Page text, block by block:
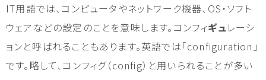
IT用語では、コンピュータやネットワーク機器、OS・ソフト
ウェアなどの設定のことを意味します。コンフィギュ レーシ
ョンと呼ばれることもあります。英語では「configuration」
です。略して、コンフィグ（config）と用いられることが多い